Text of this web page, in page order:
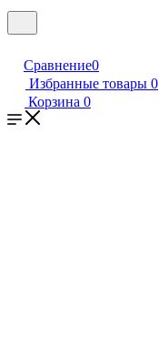
Сравнение0
Избранные товары 0
Корзина 0